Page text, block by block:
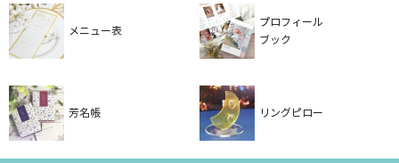
メニュー表
プロフィール
ブック
芳名帳 リングピロー